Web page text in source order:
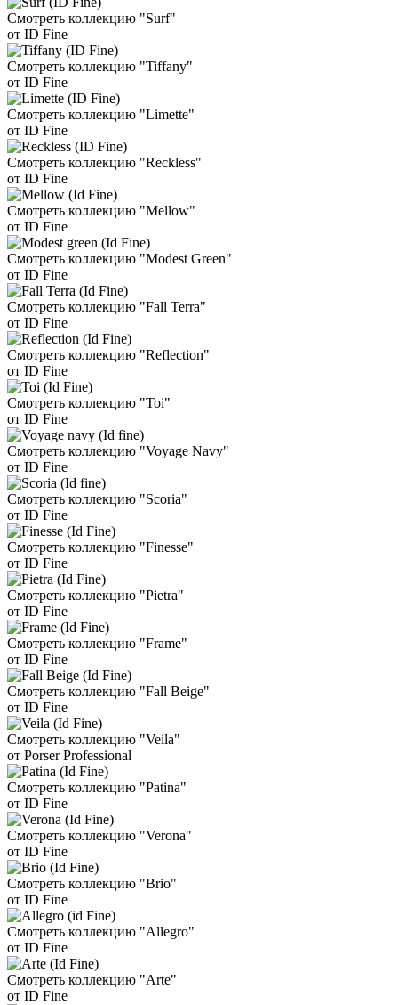
Смотреть коллекцию "Surf"
от ID Fine
Смотреть коллекцию "Tiffany"
от ID Fine
Смотреть коллекцию "Limette"
от ID Fine
Смотреть коллекцию "Reckless"
от ID Fine
Смотреть коллекцию "Mellow"
от ID Fine
Смотреть коллекцию "Modest Green"
от ID Fine
Смотреть коллекцию "Fall Terra"
от ID Fine
Смотреть коллекцию "Reflection"
от ID Fine
Смотреть коллекцию "Toi"
от ID Fine
Смотреть коллекцию "Voyage Navy"
от ID Fine
Смотреть коллекцию "Scoria"
от ID Fine
Смотреть коллекцию "Finesse"
от ID Fine
Смотреть коллекцию "Pietra"
от ID Fine
Смотреть коллекцию "Frame"
от ID Fine
Смотреть коллекцию "Fall Beige"
от ID Fine
Смотреть коллекцию "Veila"
от Porser Professional
Смотреть коллекцию "Patina"
от ID Fine
Смотреть коллекцию "Verona"
от ID Fine
Смотреть коллекцию "Brio"
от ID Fine
Смотреть коллекцию "Allegro"
от ID Fine
Смотреть коллекцию "Arte"
от ID Fine